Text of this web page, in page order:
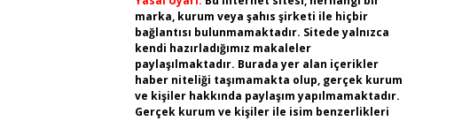
marka, kurum veya şahıs şirketi ile hiçbir
bağlantısı bulunmamaktadır. Sitede yalnızca
kendi hazırladığımız makaleler
paylaşılmaktadır. Burada yer alan içerikler
haber niteliği taşımamakta olup, gerçek kurum
ve kişiler hakkında paylaşım yapılmamaktadır.
Gerçek kurum ve kişiler ile isim benzerlikleri